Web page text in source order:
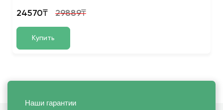
24570₸ 29889₸
Купить
Наши гарантии